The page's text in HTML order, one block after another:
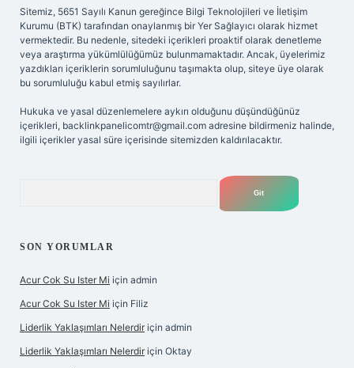
Sitemiz, 5651 Sayılı Kanun gereğince Bilgi Teknolojileri ve İletişim
Kurumu (BTK) tarafından onaylanmış bir Yer Sağlayıcı olarak hizmet
vermektedir. Bu nedenle, sitedeki içerikleri proaktif olarak denetleme
veya araştırma yükümlülüğümüz bulunmamaktadır. Ancak, üyelerimiz
yazdıkları içeriklerin sorumluluğunu taşımakta olup, siteye üye olarak
bu sorumluluğu kabul etmiş sayılırlar.
Hukuka ve yasal düzenlemelere aykırı olduğunu düşündüğünüz
içerikleri, backlinkpanelicomtr@gmail.com adresine bildirmeniz halinde,
ilgili içerikler yasal süre içerisinde sitemizden kaldırılacaktır.
SON YORUMLAR
Acur Cok Su Ister Mi için admin
Acur Cok Su Ister Mi için Filiz
Liderlik Yaklaşımları Nelerdir için admin
Liderlik Yaklaşımları Nelerdir için Oktay